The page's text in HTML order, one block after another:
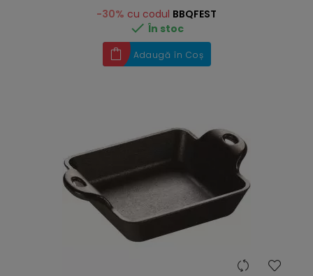
-30% cu codul BBQFEST
 În stoc
Adaugă în Coș